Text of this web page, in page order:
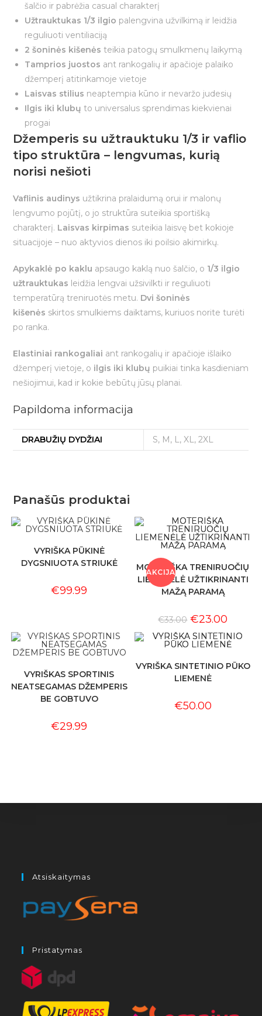
šalčio ir pabrėžia casual charakterį
Užtrauktukas 1/3 ilgio palengvina užvilkimą ir leidžia
reguliuoti ventiliaciją
2 šoninės kišenėsteikia patogų smulkmenų laikymą
Tamprios juostos ant rankogalių ir apačioje palaiko
džemperį atitinkamoje vietoje
Laisvas stilius neaptempia kūno ir nevaržo judesių
Ilgis iki klubųto universalus sprendimas kiekvienai
progai
Džemperis su užtrauktuku 1/3 ir vaflio
tipo struktūra – lengvumas, kurią
norisi nešioti
Vaflinis audinys užtikrina pralaidumą orui ir malonų
lengvumo pojūtį, o jo struktūra suteikia sportišką
charakterį. Laisvas kirpimas suteikia laisvę bet kokioje
situacijoje – nuo aktyvios dienos iki poilsio akimirkų.
Apykaklė po kaklu apsaugo kaklą nuo šalčio, o 1/3 ilgio
užtrauktukas leidžia lengvai užsivilkti ir reguliuoti
temperatūrą treniruotės metu. Dvi šoninės
kišenės skirtos smulkiems daiktams, kuriuos norite turėti
po ranka.
Elastiniai rankogaliai ant rankogalių ir apačioje išlaiko
džemperį vietoje, o ilgis iki klubų puikiai tinka kasdieniam
nešiojimui, kad ir kokie bebūtų jūsų planai.
Papildoma informacija
DRABUŽIŲ DYDŽIAI S, M, L, XL, 2XL
Panašūs produktai
VYRIŠKA PŪKINĖ
DYGSNIUOTA STRIUKĖ
€99.99
AKCIJA
MOTERIŠKA TRENIRUOČIŲ
LIEMENĖLĖ UŽTIKRINANTI
MAŽĄ PARAMĄ
€33.00 €23.00
VYRIŠKAS SPORTINIS
NEATSEGAMAS DŽEMPERIS
BE GOBTUVO
€29.99
VYRIŠKA SINTETINIO PŪKO
LIEMENĖ
€50.00
Atsiskaitymas
Pristatymas